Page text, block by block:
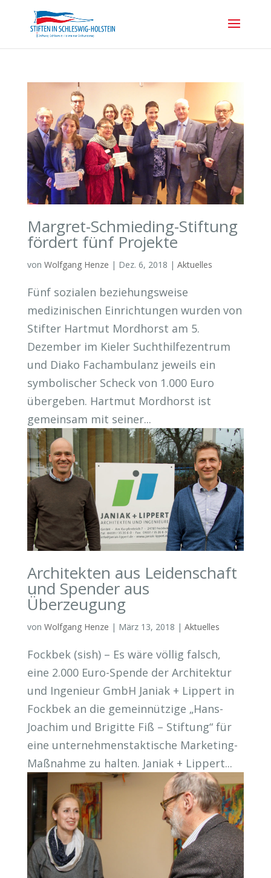
Margret-Schmieding-Stiftung
fördert fünf Projekte
von Wolfgang Henze | Dez. 6, 2018 | Aktuelles
Fünf sozialen beziehungsweise
medizinischen Einrichtungen wurden von
Stifter Hartmut Mordhorst am 5.
Dezember im Kieler Suchthilfezentrum
und Diako Fachambulanz jeweils ein
symbolischer Scheck von 1.000 Euro
übergeben. Hartmut Mordhorst ist
gemeinsam mit seiner...
Architekten aus Leidenschaft
und Spender aus
Überzeugung
von Wolfgang Henze | März 13, 2018 | Aktuelles
Fockbek (sish) – Es wäre völlig falsch,
eine 2.000 Euro-Spende der Architektur
und Ingenieur GmbH Janiak + Lippert in
Fockbek an die gemeinnützige „Hans-
Joachim und Brigitte Fiß – Stiftung“ für
eine unternehmenstaktische Marketing-
Maßnahme zu halten. Janiak + Lippert...